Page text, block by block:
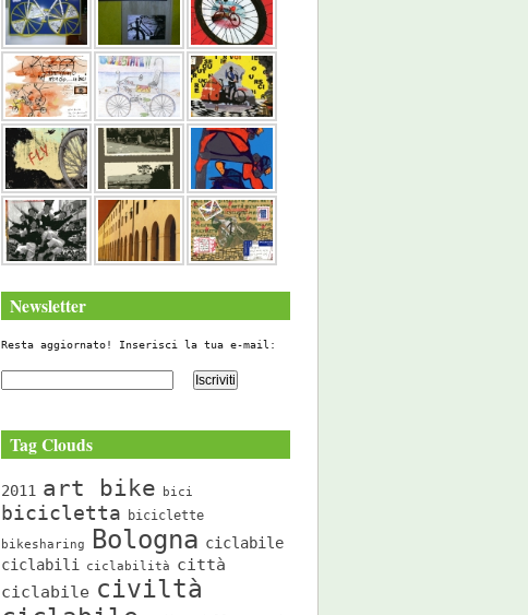
Newsletter
Resta aggiornato! Inserisci la tua e-mail:
Tag Clouds
2011 art bike bici
bicicletta biciclette
bikesharing Bologna ciclabile
ciclabili ciclabilità
città
ciclabile civiltà